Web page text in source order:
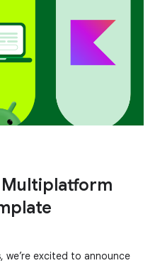
we’re excited to announce